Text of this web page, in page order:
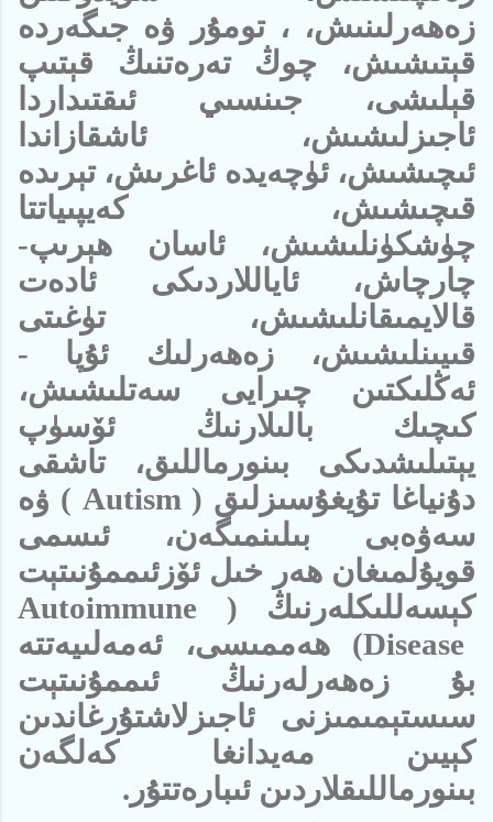
زەھەرلىنىش، ، تومۇر ۋە جىگەردە
قېتىشىش، چوڭ تەرەتنىڭ قېتىپ
قېلىشى، جىنسىي ئىقتىداردا
ئاجىزلىشىش، ئاشقازاندا
ئىچىشىش، ئۈچەيدە ئاغرىش، تېرىدە
قىچىشىش، كەيپىياتتا
چۈشكۈنلىشىش، ئاسان ھېرىپ-
چارچاش، ئاياللاردىكى ئادەت
قالايمىقانلىشىش، تۈغىتى
قىيىنلىشىش، زەھەرلىك ئۇپا -
ئەڭلىكتىن چىرايى سەتلىشىش،
كىچىك بالىلارنىڭ ئۆسۈپ
يېتىلىشدىكى بىنورماللىق، تاشقى
دۇنياغا تۇيغۇسىزلىق ( Autism ) ۋە
سەۋەبى بىلىنمىگەن، ئىسمى
قويۇلمىغان ھەر خىل ئۆزئىممۇنىتېت
كېسەللىكلەرنىڭ ( Autoimmune
Disease) ھەممىسى، ئەمەلىيەتتە
بۇ زەھەرلەرنىڭ ئىممۇنىتېت
سىستېمىمىزنى ئاجىزلاشتۇرغاندىن
كېيىن مەيدانغا كەلگەن
بىنورماللىقلاردىن ئىبارەتتۇر.